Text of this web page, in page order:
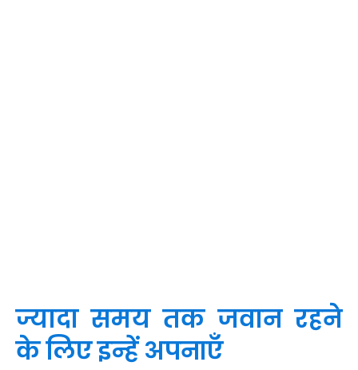
ज्यादा समय तक जवान रहने
के लिए इन्हें अपनाएँ